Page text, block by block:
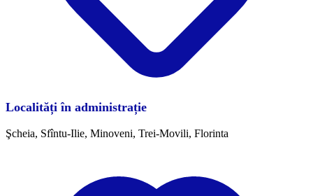
Localități în administrație
Şcheia, Sfîntu-Ilie, Minoveni, Trei-Movili, Florinta